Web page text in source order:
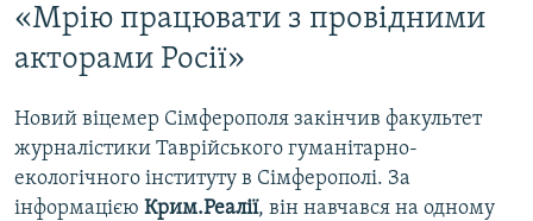
«Мрію працювати з провідними
акторами Росії»
Новий віцемер Сімферополя закінчив факультет
журналістики Таврійського гуманітарно-
екологічного інституту в Сімферополі. За
інформацією Крим.Реалії, він навчався на одному